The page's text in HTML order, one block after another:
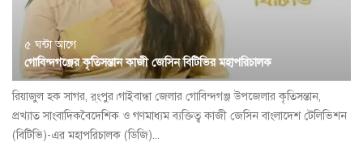
৫ ঘন্টা আগে
গোবিন্দগঞ্জের কৃতিসন্তান কাজী জেসিন বিটিভির মহাপরিচালক
রিয়াজুল হক সাগর, র্ংপুর।গাইবান্ধা জেলার গোবিন্দগঞ্জ উপজেলার কৃতিসন্তান,
প্রখ্যাত সাংবাদিকবৈদেশিক ও গণমাধ্যম ব্যক্তিত্ব কাজী জেসিন বাংলাদেশ টেলিভিশন
(বিটিভি)-এর মহাপরিচালক (ডিজি)...